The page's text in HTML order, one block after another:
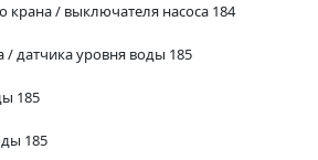
крана / выключателя насоса 184
/ датчика уровня воды 185
185
185